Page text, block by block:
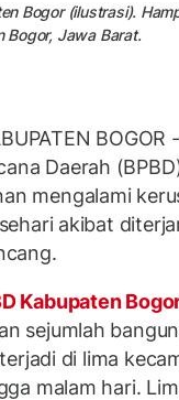
Bogor (ilustrasi).
Bogor, Jawa Barat.
BOGOR
Daerah
mengalami
akibat
Kabupaten
sejumlah
di lima
malam hari.